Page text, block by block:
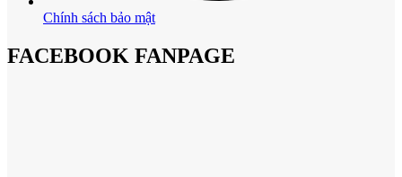
Chính sách bảo mật
FACEBOOK FANPAGE